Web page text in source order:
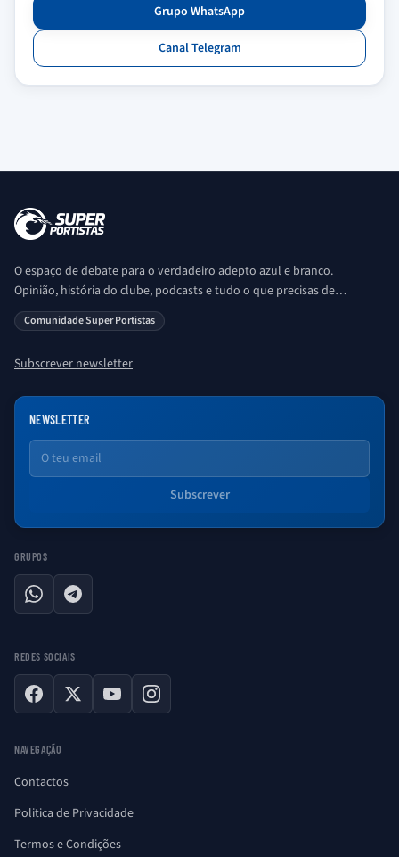
Grupo WhatsApp
Canal Telegram
O espaço de debate para o verdadeiro adepto azul e branco.
Opinião, história do clube, podcasts e tudo o que precisas de
saber sobre o universo Porto. Ser Porto é aqui!
Comunidade Super Portistas
Subscrever newsletter
NEWSLETTER
Email
Subscrever
GRUPOS
WhatsAppTelegram
REDES SOCIAIS
Facebook
X YouTubeInstagram
NAVEGAÇÃO
Contactos
Politica de Privacidade
Termos e Condições